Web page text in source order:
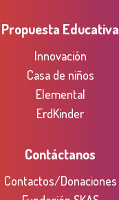
Propuesta Educativa
Innovación
Casa de niños
Elemental
ErdKinder
Contáctanos
Contactos/Donaciones